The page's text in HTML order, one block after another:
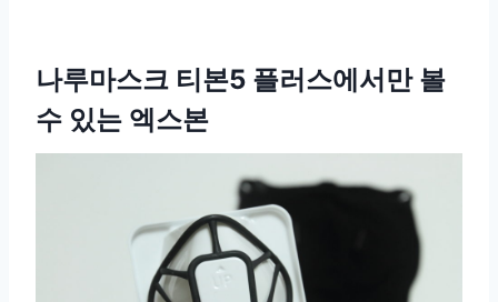
나루마스크 티본5 플러스에서만 볼
수 있는 엑스본